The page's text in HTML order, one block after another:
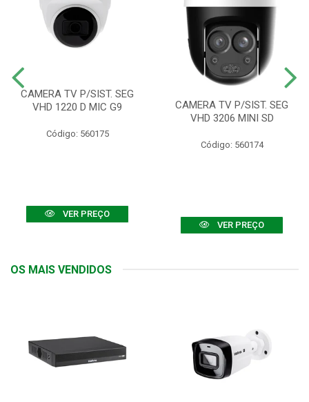
CAMERA TV P/SIST. SEG
VHD 1220 D MIC G9
Código: 560175
VER PREÇO
CAMERA TV P/SIST. SEG
VHD 3206 MINI SD
Código: 560174
VER PREÇO
OS MAIS VENDIDOS